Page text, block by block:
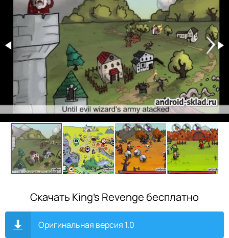
Скачать King's Revenge бесплатно
Оригинальная версия 1.0